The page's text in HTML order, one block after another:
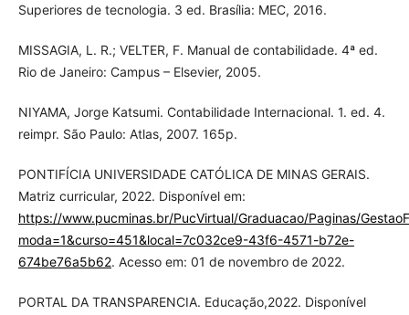
Superiores de tecnologia. 3 ed. Brasília: MEC, 2016.
MISSAGIA, L. R.; VELTER, F. Manual de contabilidade. 4ª ed.
Rio de Janeiro: Campus – Elsevier, 2005.
NIYAMA, Jorge Katsumi. Contabilidade Internacional. 1. ed. 4.
reimpr. São Paulo: Atlas, 2007. 165p.
PONTIFÍCIA UNIVERSIDADE CATÓLICA DE MINAS GERAIS.
Matriz curricular, 2022. Disponível em:
https://www.pucminas.br/PucVirtual/Graduacao/Paginas/
moda=1&curso=451&local=7c032ce9-43f6-4571-b72e-
674be76a5b62. Acesso em: 01 de novembro de 2022.
PORTAL DA TRANSPARENCIA. Educação,2022. Disponível